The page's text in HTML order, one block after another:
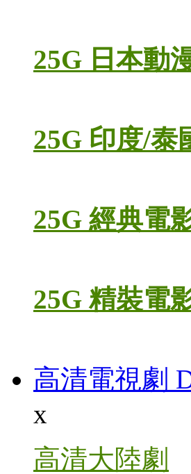
25G 日本動
25G 印度/泰
25G 經典電
25G 精裝電
高清電視劇
x
高清大陸劇